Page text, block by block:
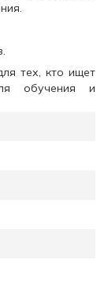
тех, кто ищет
обучения и